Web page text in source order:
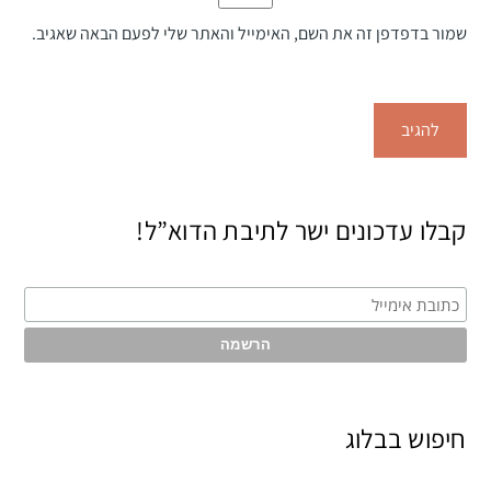
שמור בדפדפן זה את השם, האימייל והאתר שלי לפעם הבאה שאגיב.
קבלו עדכונים ישר לתיבת הדוא”ל!
חיפוש בבלוג